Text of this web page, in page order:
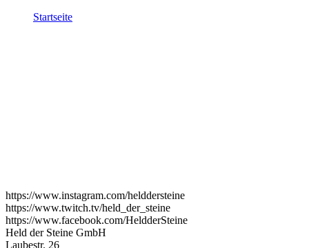
Startseite
https://www.instagram.com/helddersteine
https://www.twitch.tv/held_der_steine
https://www.facebook.com/HeldderSteine
Held der Steine GmbH
Laubestr. 26